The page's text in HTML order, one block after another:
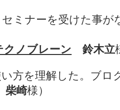
ミナーを受けた事が
クノブレーン 鈴木立
方を理解した。ブロ
柴崎様）